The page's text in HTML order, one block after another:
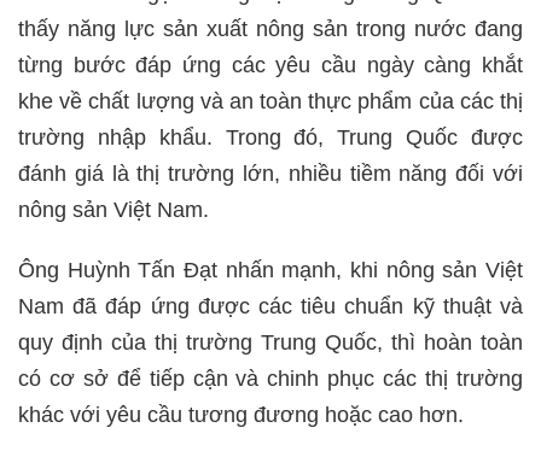
thấy năng lực sản xuất nông sản trong nước đang
từng bước đáp ứng các yêu cầu ngày càng khắt
khe về chất lượng và an toàn thực phẩm của các thị
trường nhập khẩu. Trong đó, Trung Quốc được
đánh giá là thị trường lớn, nhiều tiềm năng đối với
nông sản Việt Nam.
Ông Huỳnh Tấn Đạt nhấn mạnh, khi nông sản Việt
Nam đã đáp ứng được các tiêu chuẩn kỹ thuật và
quy định của thị trường Trung Quốc, thì hoàn toàn
có cơ sở để tiếp cận và chinh phục các thị trường
khác với yêu cầu tương đương hoặc cao hơn.